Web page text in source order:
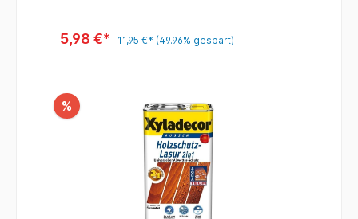
5,98 €* 11,95 €* (49.96% gespart)
%